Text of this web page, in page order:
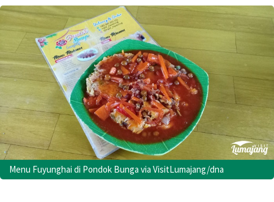
Menu Fuyunghai di Pondok Bunga via VisitLumajang/dna